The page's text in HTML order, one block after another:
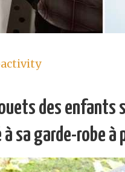
des
à sa garde-robe